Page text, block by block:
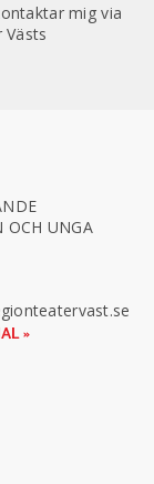
mig via
OCH UNGA
»